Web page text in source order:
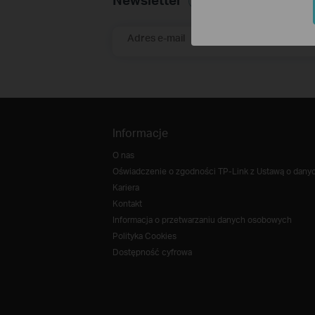
Adres e-mail
Informacje
O nas
Oświadczenie o zgodności TP-Link z Ustawą o
Kariera
Kontakt
Informacja o przetwarzaniu danych osobowych
Polityka Cookies
Dostępność cyfrowa